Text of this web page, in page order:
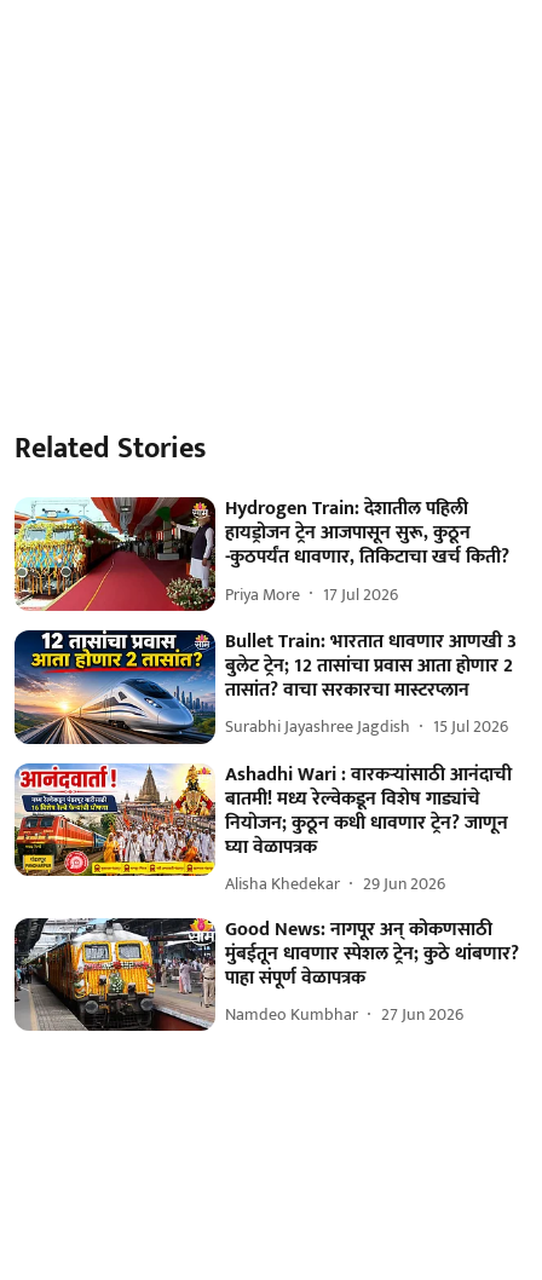
Related Stories
Hydrogen Train: देशातील पहिली
हायड्रोजन ट्रेन आजपासून सुरू, कुठून
-कुठपर्यंत धावणार, तिकिटाचा खर्च किती?
Priya More 17 Jul 2026
Bullet Train: भारतात धावणार आणखी 3
बुलेट ट्रेन; 12 तासांचा प्रवास आता होणार 2
तासांत? वाचा सरकारचा मास्टरप्लान
Surabhi Jayashree Jagdish 15 Jul 2026
Ashadhi Wari : वारकऱ्यांसाठी आनंदाची
बातमी! मध्य रेल्वेकडून विशेष गाड्यांचे
नियोजन; कुठून कधी धावणार ट्रेन? जाणून
घ्या वेळापत्रक
Alisha Khedekar 29 Jun 2026
Good News: नागपूर अन् कोकणसाठी
मुंबईतून धावणार स्पेशल ट्रेन; कुठे थांबणार?
पाहा संपूर्ण वेळापत्रक
Namdeo Kumbhar 27 Jun 2026